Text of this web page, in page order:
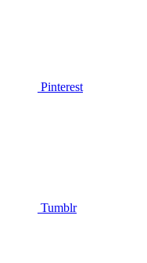
Pinterest
Tumblr